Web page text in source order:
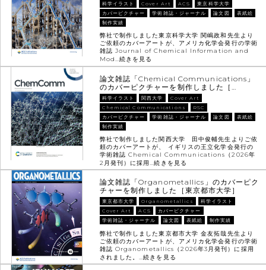
科学イラスト
Cover Art ACS
東京科学大学
カバーピクチャー
学術雑誌・ジャーナル 論文図
表紙絵
制作実績
弊社で制作しました東京科学大学 関嶋政和先生より
ご依頼のカバーアートが、アメリカ化学会発行の学術
雑誌 Journal of Chemical Information and
Mod…続きを見る
論文雑誌「Chemical Communications」
のカバーピクチャーを制作しました［…
科学イラスト 関西大学
Cover Art
Chemical Communications
RSC
カバーピクチャー
学術雑誌・ジャーナル 論文図
表紙絵
制作実績
弊社で制作しました関西大学 田中俊輔先生よりご依
頼のカバーアートが、 イギリスの王立化学会発行の
学術雑誌 Chemical Communications（2026年
2月発刊）に採用…続きを見る
論文雑誌「Organometallics」のカバーピク
チャーを制作しました［東京都市大学］
東京都市大学 Organometallics
科学イラスト
Cover Art
ACS
カバーピクチャー
学術雑誌・ジャーナル
論文図 表紙絵 制作実績
弊社で制作しました東京都市大学 金友拓哉先生より
ご依頼のカバーアートが、アメリカ化学会発行の学術
雑誌 Organometallics（2026年3月発刊）に採用
されました。…続きを見る